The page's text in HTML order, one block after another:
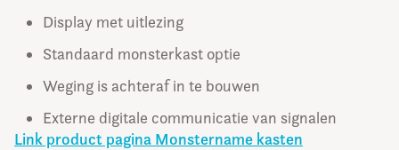
Display met uitlezing
Standaard monsterkast optie
Weging is achteraf in te bouwen
Externe digitale communicatie van signalen
Link product pagina Monstername kasten